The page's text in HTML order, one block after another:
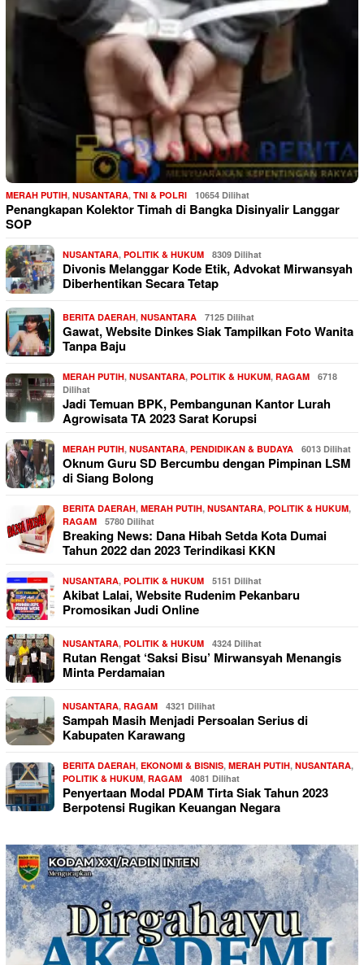
MERAH PUTIH, NUSANTARA, TNI & POLRI 10654 Dilihat
Penangkapan Kolektor Timah di Bangka Disinyalir Langgar
SOP
NUSANTARA, POLITIK & HUKUM 8309 Dilihat
Divonis Melanggar Kode Etik, Advokat Mirwansyah
Diberhentikan Secara Tetap
BERITA DAERAH, NUSANTARA 7125 Dilihat
Gawat, Website Dinkes Siak Tampilkan Foto Wanita
Tanpa Baju
MERAH PUTIH, NUSANTARA, POLITIK & HUKUM, RAGAM
6718
Dilihat
Jadi Temuan BPK, Pembangunan Kantor Lurah
Agrowisata TA 2023 Sarat Korupsi
MERAH PUTIH, NUSANTARA, PENDIDIKAN & BUDAYA 6013 Dilihat
Oknum Guru SD Bercumbu dengan Pimpinan LSM
di Siang Bolong
BERITA DAERAH, MERAH PUTIH, NUSANTARA, POLITIK & HUKUM,
RAGAM
5780 Dilihat
Breaking News: Dana Hibah Setda Kota Dumai
Tahun 2022 dan 2023 Terindikasi KKN
NUSANTARA, POLITIK & HUKUM 5151 Dilihat
Akibat Lalai, Website Rudenim Pekanbaru
Promosikan Judi Online
NUSANTARA, POLITIK & HUKUM 4324 Dilihat
Rutan Rengat ‘Saksi Bisu’ Mirwansyah Menangis
Minta Perdamaian
NUSANTARA, RAGAM 4321 Dilihat
Sampah Masih Menjadi Persoalan Serius di
Kabupaten Karawang
BERITA DAERAH, EKONOMI & BISNIS, MERAH PUTIH, NUSANTARA,
POLITIK & HUKUM, RAGAM 4081 Dilihat
Penyertaan Modal PDAM Tirta Siak Tahun 2023
Berpotensi Rugikan Keuangan Negara